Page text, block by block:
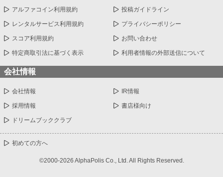
アルファコイン利用規約 投稿ガイドライン
レンタルサービス利用規約 プライバシーポリシー
スコア利用規約 お問い合わせ
特定商取引法に基づく表示 利用者情報の外部送信について
会社情報
会社情報 IR情報
採用情報 書店様向け
ドリームブッククラブ
初めての方へ
©2000-2026 AlphaPolis Co., Ltd. All Rights Reserved.